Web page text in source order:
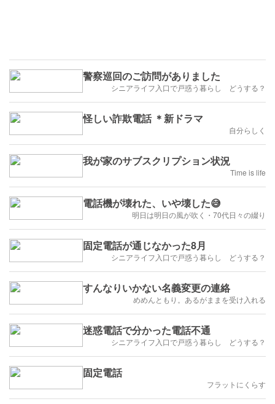
警察巡回のご訪問がありました
シニアライフ入口で戸惑う暮らし どうする？
怪しい詐欺電話 ＊新ドラマ
自分らしく
我が家のサブスクリプション状況
Time is life
電話機が壊れた、いや壊した😅
明日は明日の風が吹く・70代日々の綴り
固定電話が通じなかった8月
シニアライフ入口で戸惑う暮らし どうする？
すんなりいかない名義変更の連絡
めめんともり。あるがままを受け入れる
迷惑電話で分かった電話不通
シニアライフ入口で戸惑う暮らし どうする？
固定電話
フラットにくらす